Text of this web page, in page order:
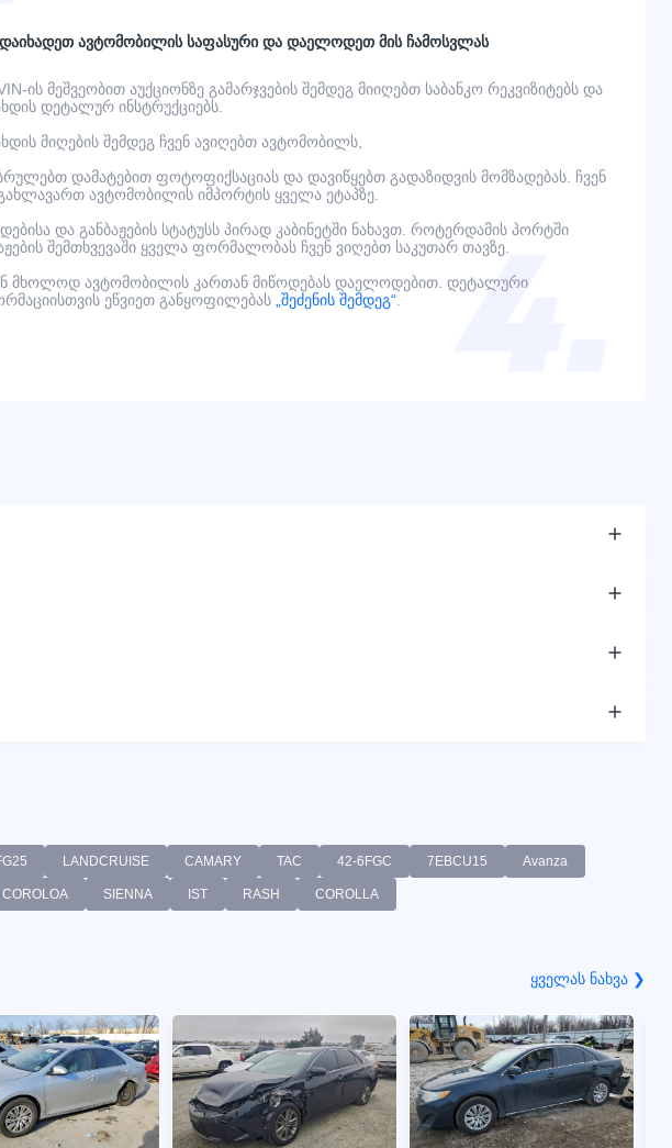
ავტომობილის საფასური და დაელოდეთ მის ჩამოსვლას
ის მეშვეობით აუქციონზე გამარჯვების შემდეგ მიიღებთ საბანკო რეკვიზიტებს და
დეტალურ ინსტრუქციებს.
მიღების შემდეგ ჩვენ ავიღებთ ავტომობილს,
დამატებით ფოტოფიქსაციას და დავიწყებთ გადაზიდვის მომზადებას. ჩვენ
ავტომობილის იმპორტის ყველა ეტაპზე.
და განბაჟების სტატუსს პირად კაბინეტში ნახავთ. როტერდამის პორტში
შემთხვევაში ყველა ფორმალობას ჩვენ ვიღებთ საკუთარ თავზე.
მხოლოდ ავტომობილის კართან მიწოდებას დაელოდებით. დეტალური
ეწვიეთ განყოფილებას „შეძენის შემდეგ“
LANDCRUISE CAMARY TAC 42-6FGC 7EBCU15 Avanza
COROLOA SIENNA IST RASH COROLLA
ყველას ნახვა ❯